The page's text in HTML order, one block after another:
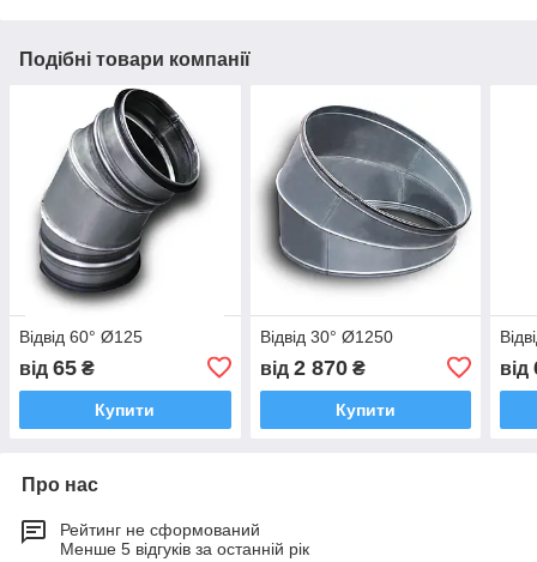
Подібні товари компанії
Відвід 60° Ø125
від 65 ₴
Купити
Відвід 30° Ø1250
від 2 870₴
Купити
від
Про нас
Рейтинг не сформований
Менше 5 відгуків за останній рік